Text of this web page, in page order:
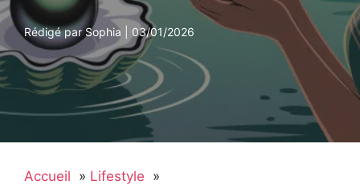
Rédigé par Sophia | 03/01/2026
Accueil
Lifestyle